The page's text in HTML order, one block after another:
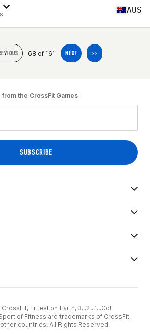
AUS
68 of 161 NEXT >>
the CrossFit Games
Fittest on Earth, 3...2...1...Go!
of Fitness are trademarks of CrossFit,
countries. All Rights Reserved.